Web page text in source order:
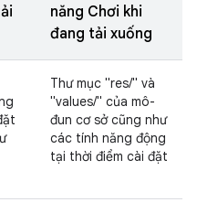
năng Chơi khi
đang tải xuống
Thư mục "res/" và
"values/" của mô-
đun cơ sở cũng như
các tính năng động
tại thời điểm cài đặt